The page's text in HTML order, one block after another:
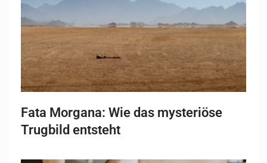
Fata Morgana: Wie das mysteriöse
Trugbild entsteht